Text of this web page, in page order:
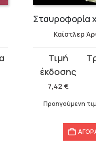
Καίστλερ
7,42 €
Original
price
was:
7,42 €.
τρέχουσα
τιμή
είναι:
Προηγούμενη